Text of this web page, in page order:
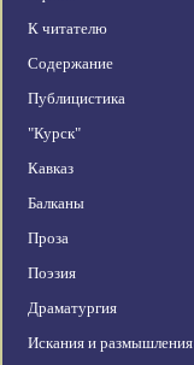
К читателю
Содержание
Публицистика
"Курск"
Кавказ
Балканы
Проза
Поэзия
Драматургия
Искания и размышления